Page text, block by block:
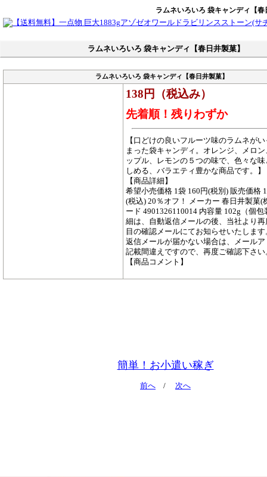
ラムネいろいろ 袋キャンディ【春
ラムネいろいろ 袋キャンディ【春日井製菓】
ラムネいろいろ 袋キャンディ【春日井製菓】
138円（税込み）
先着順！残りわずか
【口どけの良いフルーツ味のラムネが
まった袋キャンディ。オレンジ、メロ
ップル、レモンの５つの味で、色々な
しめる、バラエティ豊かな商品です。】
【商品詳細】
希望小売価格 1袋 160円(税別) 販売価格
(税込) 20％オフ！ メーカー 春日井製菓(
ード 4901326110014 内容量 102g（個
細は、自動返信メールの後、当社より再
目の確認メールにてお知らせいたしま
返信メールが届かない場合は、メール
記載間違えですので、再度ご確認下さい
【商品コメント】
簡単！お小遣い稼ぎ
前へ / 次へ